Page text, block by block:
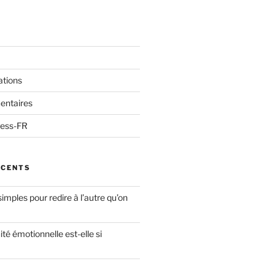
FR
pour redire à l’autre qu’on
émotionnelle est-elle si